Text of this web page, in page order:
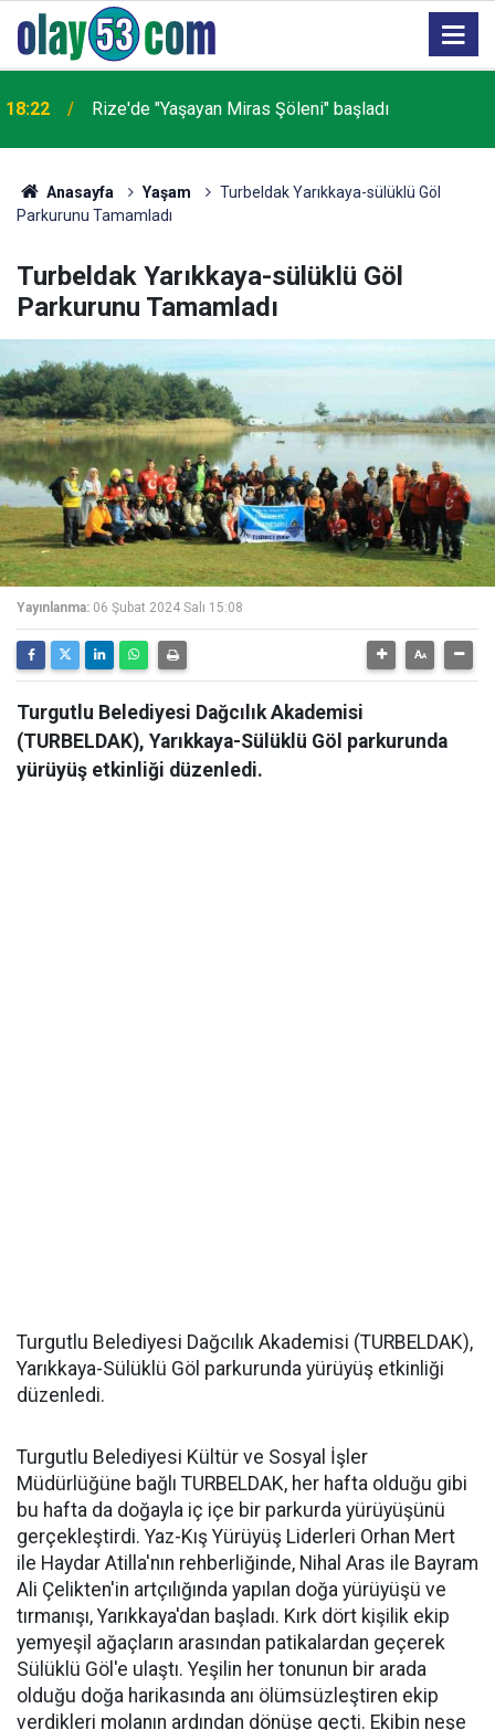
18:22 Rize'de "Yaşayan Miras Şöleni" başladı
Anasayfa Yaşam
Turbeldak Yarıkkaya-sülüklü Göl
Parkurunu Tamamladı
Turbeldak Yarıkkaya-sülüklü Göl
Parkurunu Tamamladı
Yayınlanma: 06 Şubat 2024 Salı 15:08
Turgutlu Belediyesi Dağcılık Akademisi
(TURBELDAK), Yarıkkaya-Sülüklü Göl parkurunda
yürüyüş etkinliği düzenledi.
Turgutlu Belediyesi Dağcılık Akademisi (TURBELDAK),
Yarıkkaya-Sülüklü Göl parkurunda yürüyüş etkinliği
düzenledi.
Turgutlu Belediyesi Kültür ve Sosyal İşler
Müdürlüğüne bağlı TURBELDAK, her hafta olduğu gibi
bu hafta da doğayla iç içe bir parkurda yürüyüşünü
gerçekleştirdi. Yaz-Kış Yürüyüş Liderleri Orhan Mert
ile Haydar Atilla'nın rehberliğinde, Nihal Aras ile Bayram
Ali Çelikten'in artçılığında yapılan doğa yürüyüşü ve
tırmanışı, Yarıkkaya'dan başladı. Kırk dört kişilik ekip
yemyeşil ağaçların arasından patikalardan geçerek
Sülüklü Göl'e ulaştı. Yeşilin her tonunun bir arada
olduğu doğa harikasında anı ölümsüzleştiren ekip
verdikleri molanın ardından dönüşe geçti. Ekibin neşe